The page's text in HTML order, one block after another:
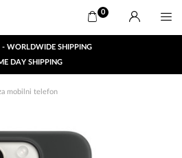
0
- WORLDWIDE SHIPPING
DAY SHIPPING
mobilni telefon